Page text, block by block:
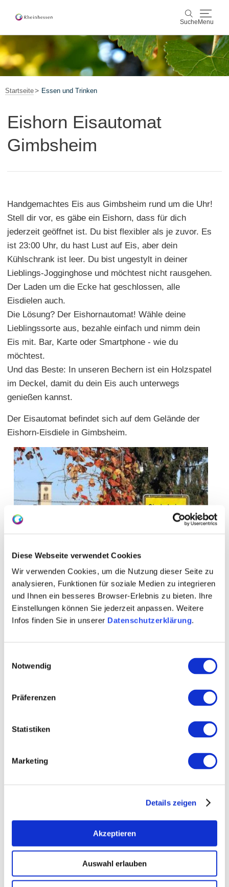
Diese Webseite verwendet Cookies
Wir verwenden Cookies, um die Nutzung dieser Seite zu
analysieren, Funktionen für soziale Medien zu integrieren
und Ihnen ein besseres Browser-Erlebnis zu bieten. Ihre
Einstellungen können Sie jederzeit anpassen. Weitere
Infos finden Sie in unserer Datenschutzerklärung.
Notwendig
Präferenzen
Statistiken
Marketing
Details zeigen
Akzeptieren
Auswahl erlauben
Suche Menu
Suche
Wein & Genuss
Startseite Essen und Trinken
Eishorn Eisautomat
Gimbsheim
Handgemachtes Eis aus Gimbsheim rund um die Uhr!
Stell dir vor, es gäbe ein Eishorn, dass für dich
jederzeit geöffnet ist. Du bist flexibler als je zuvor. Es
ist 23:00 Uhr, du hast Lust auf Eis, aber dein
Kühlschrank ist leer. Du bist ungestylt in deiner
Lieblings-Jogginghose und möchtest nicht rausgehen.
Der Laden um die Ecke hat geschlossen, alle
Eisdielen auch.
Die Lösung? Der Eishornautomat! Wähle deine
Lieblingssorte aus, bezahle einfach und nimm dein
Eis mit. Bar, Karte oder Smartphone - wie du
möchtest.
Und das Beste: In unseren Bechern ist ein Holzspatel
im Deckel, damit du dein Eis auch unterwegs
genießen kannst.
Der Eisautomat befindet sich auf dem Gelände der
Eishorn-Eisdiele in Gimbsheim.
15.05.2024 bis 15.05.2070
Montag ab 01:00 Uhr
ab 01:00 Uhr